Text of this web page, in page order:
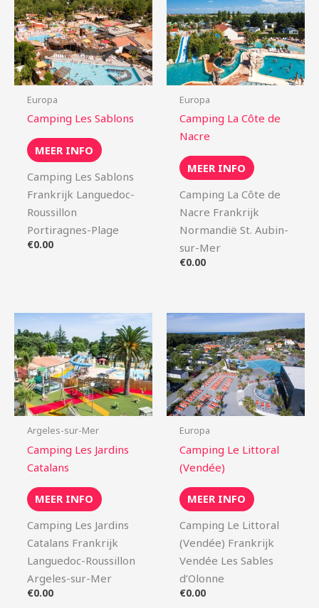
Europa
Camping Les Sablons
MEER INFO
Camping Les Sablons
Frankrijk Languedoc-
Roussillon
Portiragnes-Plage
€0.00
Europa
Camping La Côte de
Nacre
MEER INFO
Camping La Côte de
Nacre Frankrijk
Normandië St. Aubin-
sur-Mer
€0.00
Argeles-sur-Mer
Camping Les Jardins
Catalans
MEER INFO
Camping Les Jardins
Catalans Frankrijk
Languedoc-Roussillon
Argeles-sur-Mer
€0.00
Europa
Camping Le Littoral
(Vendée)
MEER INFO
Camping Le Littoral
(Vendée) Frankrijk
Vendée Les Sables
d’Olonne
€0.00